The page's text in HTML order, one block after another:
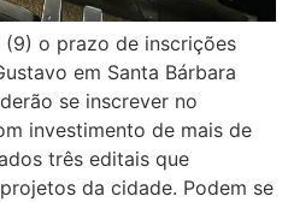
o prazo de inscrições
em Santa Bárbara
se inscrever no
investimento de mais de
três editais que
da cidade. Podem se